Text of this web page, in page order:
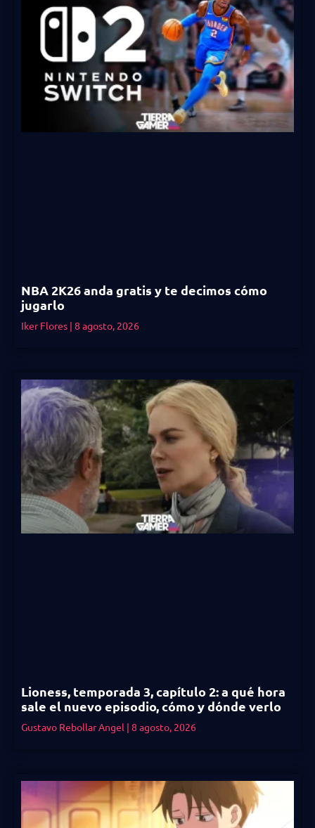
NBA 2K26 anda gratis y te decimos cómo
jugarlo
Iker Flores 8 agosto, 2026
Lioness, temporada 3, capítulo 2: a qué hora
sale el nuevo episodio, cómo y dónde verlo
Gustavo Rebollar Angel 8 agosto, 2026